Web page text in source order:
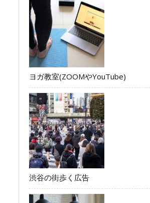
ヨガ教室(ZOOMやYouTube)
渋谷の街歩く広告